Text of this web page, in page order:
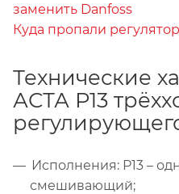
заменить Danfoss
Куда пропали
Технические
АСТА Р13
Исполнения: Р13 –
смешивающий;